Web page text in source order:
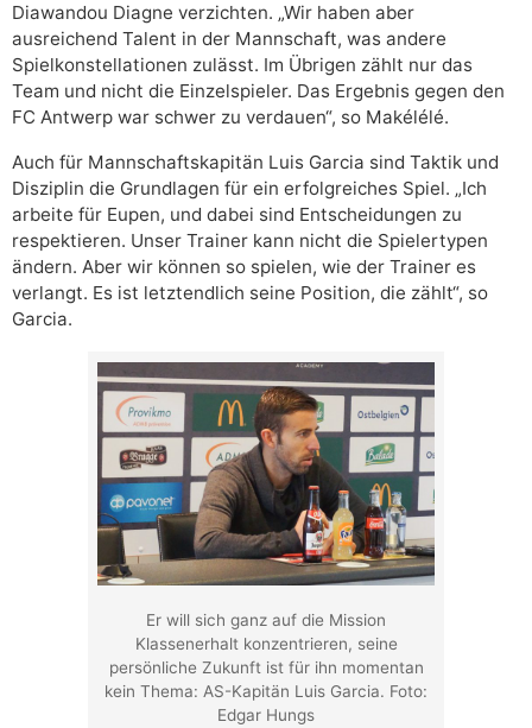
Diawandou Diagne verzichten. „Wir haben aber
ausreichend Talent in der Mannschaft, was andere
Spielkonstellationen zulässt. Im Übrigen zählt nur das
Team und nicht die Einzelspieler. Das Ergebnis gegen den
FC Antwerp war schwer zu verdauen“, so Makélélé.
Auch für Mannschaftskapitän Luis Garcia sind Taktik und
Disziplin die Grundlagen für ein erfolgreiches Spiel. „Ich
arbeite für Eupen, und dabei sind Entscheidungen zu
respektieren. Unser Trainer kann nicht die Spielertypen
ändern. Aber wir können so spielen, wie der Trainer es
verlangt. Es ist letztendlich seine Position, die zählt“, so
Garcia.
Er will sich ganz auf die Mission
Klassenerhalt konzentrieren, seine
persönliche Zukunft ist für ihn momentan
kein Thema: AS-Kapitän Luis Garcia. Foto:
Edgar Hungs